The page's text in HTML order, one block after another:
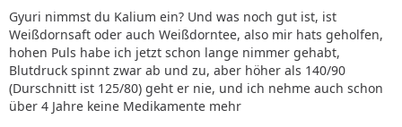
Gyuri nimmst du Kalium ein? Und was noch gut ist, ist
Weißdornsaft oder auch Weißdorntee, also mir hats geholfen,
hohen Puls habe ich jetzt schon lange nimmer gehabt,
Blutdruck spinnt zwar ab und zu, aber höher als 140/90
(Durschnitt ist 125/80) geht er nie, und ich nehme auch schon
über 4 Jahre keine Medikamente mehr